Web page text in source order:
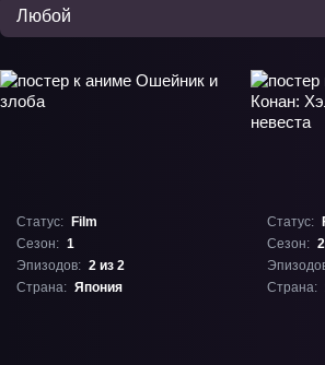
Любой
Статус:
Film
Сезон: 1
Эпизодов: 2 из 2
Страна: Япония
Статус:
Сезон:
Страна: